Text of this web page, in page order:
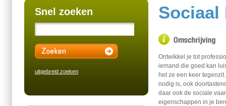
Snel zoeken
uitgebreid zoeken
Sociaal
Ontwikkel je tot
iemand die goed kan
het ze een keer
nodig is, ook
daar ook de sociale
eigenschappen in je